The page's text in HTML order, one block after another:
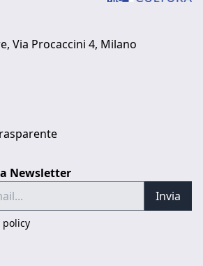
Via Procaccini 4, Milano
Newsletter
Invia
policy